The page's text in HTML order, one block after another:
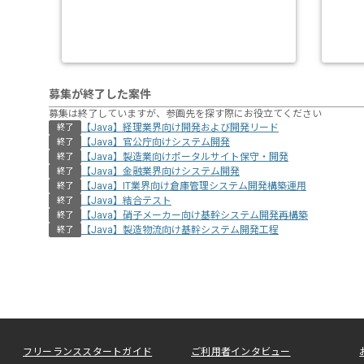
募集が終了した案件
募集は終了していますが、参画先を探す際にお役立てください
終了 【Java】経理業界向け開発および開発リード
終了 【Java】官公庁向けシステム開発
終了 【Java】製造業向けポータルサイト保守・開発
終了 【Java】金融業界向けシステム開発
終了 【Java】IT業界向け倉庫管理システム開発構築運用
終了 【Java】結合テスト
終了 【Java】硝子メーカー向け基幹システム開発再構築
終了 【Java】製造物流向け基幹システム開発工程
フリーランススタートガイド ご利用者インタビュー